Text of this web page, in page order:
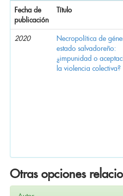
Fecha de
publicación
Título
2020
Necropolítica de
estado salvadoreño:
¿impunidad o
la violencia colectiva?
Otras opciones